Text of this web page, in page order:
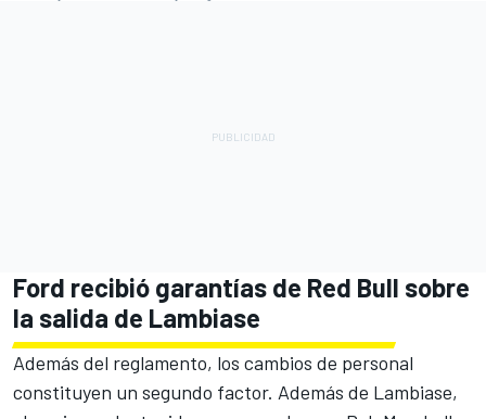
Ford recibió garantías de Red Bull sobre
la salida de Lambiase
Además del reglamento, los cambios de personal
constituyen un segundo factor. Además de Lambiase,